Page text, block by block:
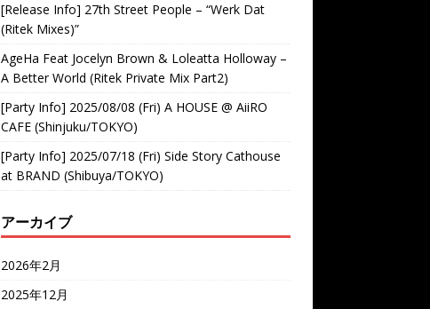
[Release Info] 27th Street People – “Werk Dat
(Ritek Mixes)”
AgeHa Feat Jocelyn Brown & Loleatta Holloway –
A Better World (Ritek Private Mix Part2)
[Party Info] 2025/08/08 (Fri) A HOUSE @ AiiRO
CAFE (Shinjuku/TOKYO)
[Party Info] 2025/07/18 (Fri) Side Story Cathouse
at BRAND (Shibuya/TOKYO)
アーカイブ
2026年2月
2025年12月